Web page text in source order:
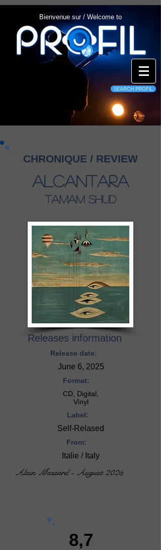
Bienvenue sur / Welcome to
SEARCH PROFIL
CHRONIQUE / REVIEW
Alcantara
Tamam Shud
Releases information
Release date:
June 6, 2025
Format:
CD, Digital,
Vinyl
Label:
Self-Relased
From:
Italie / Italy
Alain Massard - August 2025
8,7